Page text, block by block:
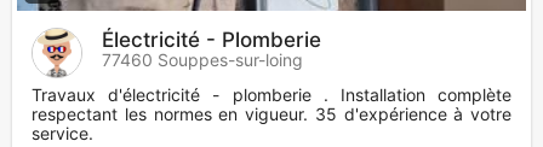
Électricité - Plomberie
77460 Souppes-sur-loing
Travaux d'électricité - plomberie . Installation complète
respectant les normes en vigueur. 35 d'expérience à votre
service.